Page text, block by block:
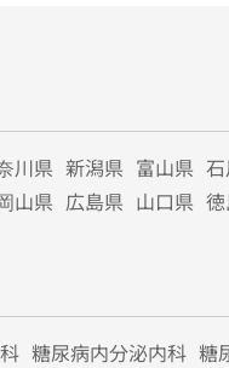
川県 新潟県 富山県
山県 広島県 山口県
糖尿病内分泌内科 糖